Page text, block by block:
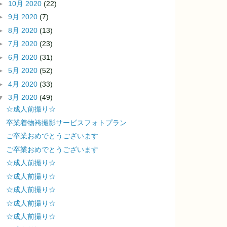
10月 2020 (22)
9月 2020 (7)
8月 2020 (13)
7月 2020 (23)
6月 2020 (31)
5月 2020 (52)
4月 2020 (33)
3月 2020 (49)
☆成人前撮り☆
卒業着物袴撮影サービスフォトプラン
ご卒業おめでとうございます
ご卒業おめでとうございます
☆成人前撮り☆
☆成人前撮り☆
☆成人前撮り☆
☆成人前撮り☆
☆成人前撮り☆